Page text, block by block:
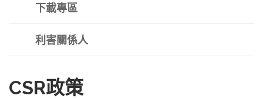
下載專區
利害關係人
CSR政策